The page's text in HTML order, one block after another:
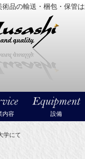
品の輸送・梱包・保管
内容 設備
学にて